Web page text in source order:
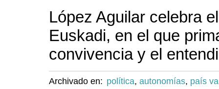
López Aguilar celebra
Euskadi, en el que
convivencia y el
Archivado en: política, autonomías, país